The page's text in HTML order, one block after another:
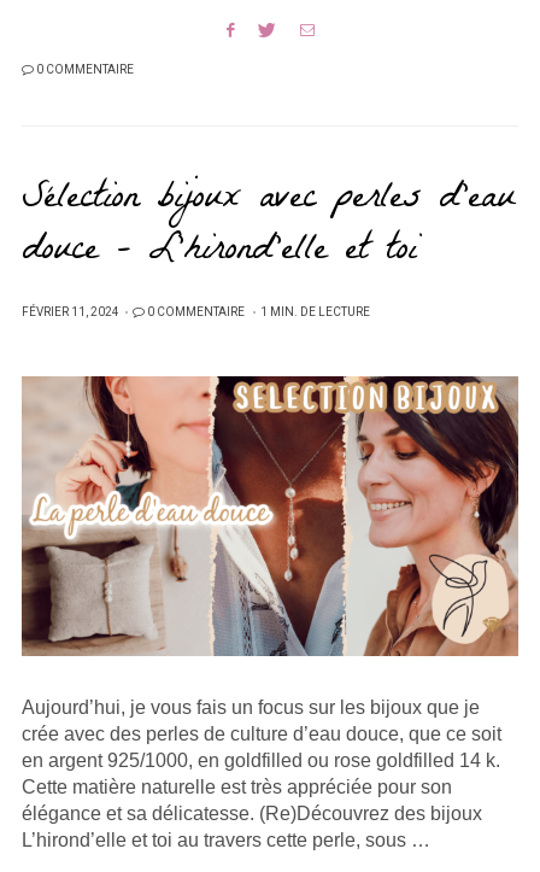
0 COMMENTAIRE
Sélection bijoux avec perles d’eau
douce – L’hirond’elle et toi
PUBLIÉ
FÉVRIER 11, 2024 0 COMMENTAIRE 1 MIN. DE LECTURE
Aujourd’hui, je vous fais un focus sur les bijoux que je
crée avec des perles de culture d’eau douce, que ce soit
en argent 925/1000, en goldfilled ou rose goldfilled 14 k.
Cette matière naturelle est très appréciée pour son
élégance et sa délicatesse. (Re)Découvrez des bijoux
L’hirond’elle et toi au travers cette perle, sous …